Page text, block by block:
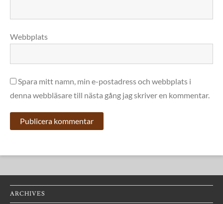
Webbplats
Spara mitt namn, min e-postadress och webbplats i
denna webbläsare till nästa gång jag skriver en kommentar.
ARCHIVES